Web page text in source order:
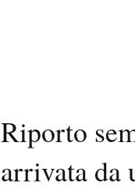
Riporto
arrivata da